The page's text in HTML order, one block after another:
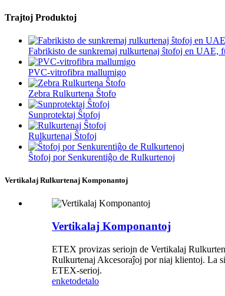
Trajtoj Produktoj
Fabrikisto de sunkremaj rulkurtenaj ŝtofoj en UAE,
PVC-vitrofibra mallumigo
Zebra Rulkurtena Ŝtofo
Sunprotektaj Ŝtofoj
Rulkurtenaj Ŝtofoj
Ŝtofoj por Senkurentiĝo de Rulkurtenoj
Vertikalaj Rulkurtenaj Komponantoj
Vertikalaj Komponantoj
ETEX provizas seriojn de Vertikalaj
Rulkurtenaj Akcesoraĵoj por niaj klientoj. La
ETEX-serioj.
enketodetalo